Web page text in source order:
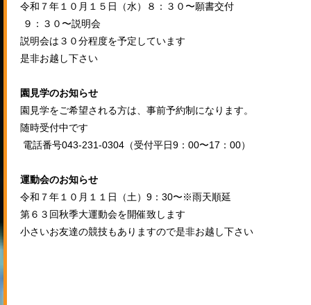
令和７年１０月１５日（水）８：３０〜願書交付
９：３０〜説明会
説明会は３０分程度を予定しています
是非お越し下さい
園見学のお知らせ
園見学をご希望される方は、事前予約制になります。
随時受付中です
電話番号043-231-0304（受付平日9：00〜17：00）
運動会のお知らせ
令和７年１０月１１日（土）9：30〜※雨天順延
第６３回秋季大運動会を開催致します
小さいお友達の競技もありますので是非お越し下さい